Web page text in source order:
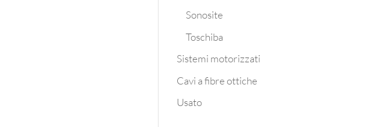
Sonosite
Toschiba
Sistemi motorizzati
Cavi a fibre ottiche
Usato